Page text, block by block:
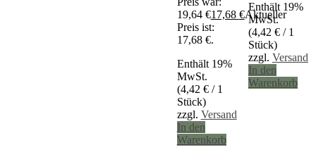
19,64 €17,68 €Aktueller
Preis ist:
17,68 €.
Enthält 19%
MwSt.
(4,42 €/ 1
Stück)
zzgl. Versand
In den
Warenkorb
Enthält 19%
MwSt.
(4,42 €/ 1
Stück)
zzgl. Versand
In den
Warenkorb